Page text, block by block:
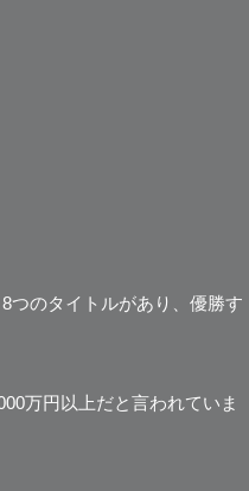
つのタイトルがあり、優勝す
万円以上だと言われていま